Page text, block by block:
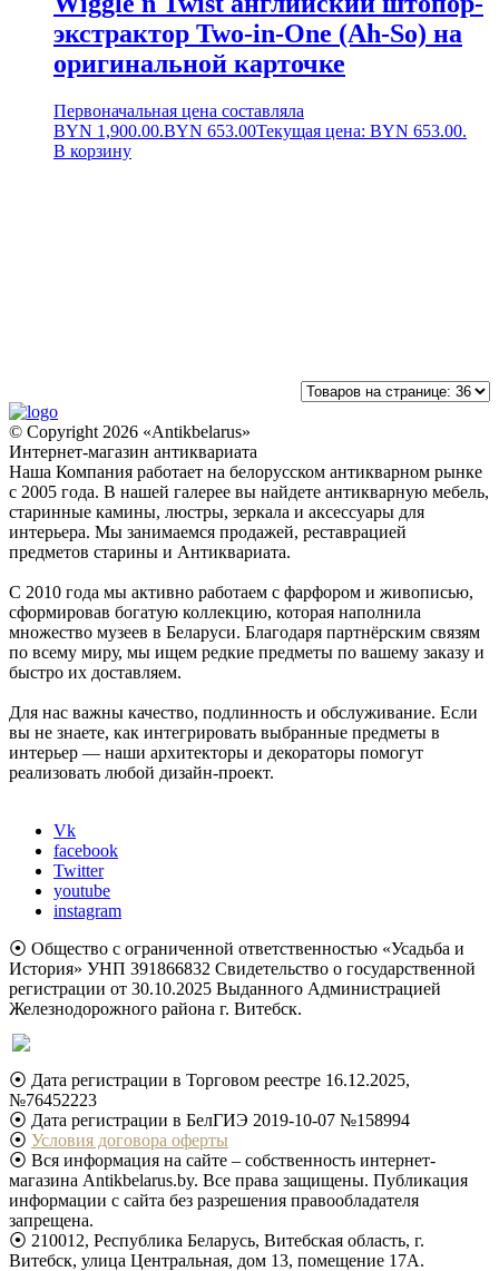
экстрактор Two-in-One (Ah-So) на
оригинальной карточке
Первоначальная цена составляла
BYN 1,900.00.BYN 653.00Текущая цена: BYN 653.00.
В корзину
© Copyright 2026 «Antikbelarus»
Интернет-магазин антиквариата
Наша Компания работает на белорусском антикварном рынке
с 2005 года. В нашей галерее вы найдете антикварную мебель,
старинные камины, люстры, зеркала и аксессуары для
интерьера. Мы занимаемся продажей, реставрацией
предметов старины и Антиквариата.
С 2010 года мы активно работаем с фарфором и живописью,
сформировав богатую коллекцию, которая наполнила
множество музеев в Беларуси. Благодаря партнёрским связям
по всему миру, мы ищем редкие предметы по вашему заказу и
быстро их доставляем.
Для нас важны качество, подлинность и обслуживание. Если
вы не знаете, как интегрировать выбранные предметы в
интерьер — наши архитекторы и декораторы помогут
реализовать любой дизайн-проект.
Vk
facebook
Twitter
youtube
instagram
⦿ Общество с ограниченной ответственностью «Усадьба и
История» УНП 391866832 Свидетельство о государственной
регистрации от 30.10.2025 Выданного Администрацией
Железнодорожного района г. Витебск.
⦿ Дата регистрации в Торговом реестре 16.12.2025,
№76452223
⦿ Дата регистрации в БелГИЭ 2019-10-07 №158994
⦿ Условия договора оферты
⦿ Вся информация на сайте – собственность интернет-
магазина Antikbelarus.by. Все права защищены. Публикация
информации с сайта без разрешения правообладателя
запрещена.
⦿ 210012, Республика Беларусь, Витебская область, г.
Витебск, улица Центральная, дом 13, помещение 17А.